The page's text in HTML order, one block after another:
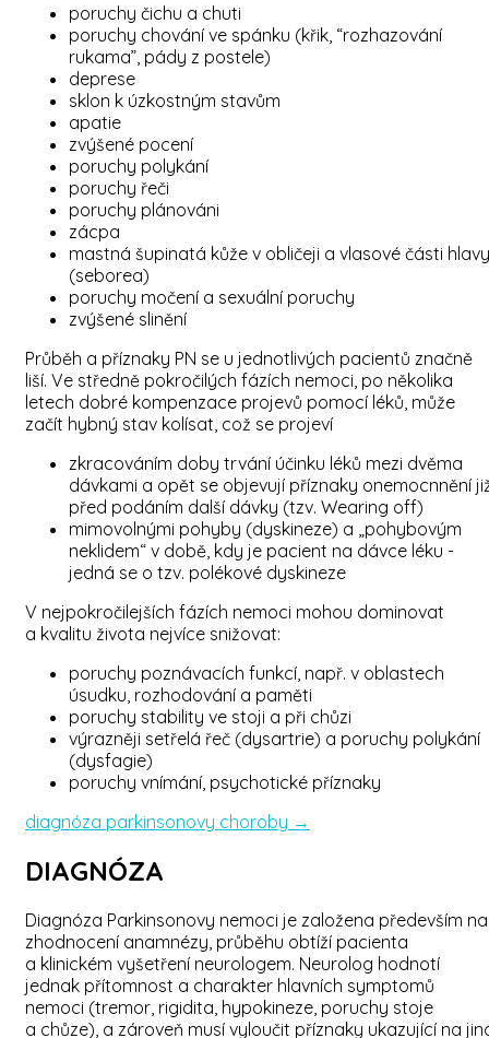
poruchy čichu a chuti
poruchy chování ve spánku (křik, “rozhazování
rukama”, pády z postele)
deprese
sklon k úzkostným stavům
apatie
zvýšené pocení
poruchy polykání
poruchy řeči
poruchy plánováni
zácpa
mastná šupinatá kůže v obličeji a vlasové části hlavy
(seborea)
poruchy močení a sexuální poruchy
zvýšené slinění
Průběh a příznaky PN se u jednotlivých pacientů značně
liší. Ve středně pokročilých fázích nemoci, po několika
letech dobré kompenzace projevů pomocí léků, může
začít hybný stav kolísat, což se projeví
zkracováním doby trvání účinku léků mezi dvěma
dávkami a opět se objevují příznaky onemocnnění
před podáním další dávky (tzv. Wearing off)
mimovolnými pohyby (dyskineze) a „pohybovým
neklidem“ v době, kdy je pacient na dávce léku -
jedná se o tzv. polékové dyskineze
V nejpokročilejších fázích nemoci mohou dominovat
a kvalitu života nejvíce snižovat:
poruchy poznávacích funkcí, např. v oblastech
úsudku, rozhodování a paměti
poruchy stability ve stoji a při chůzi
výrazněji setřelá řeč (dysartrie) a poruchy polykání
(dysfagie)
poruchy vnímání, psychotické příznaky
diagnóza parkinsonovy choroby →
DIAGNÓZA
Diagnóza Parkinsonovy nemoci je založena především na
zhodnocení anamnézy, průběhu obtíží pacienta
a klinickém vyšetření neurologem. Neurolog hodnotí
jednak přítomnost a charakter hlavních symptomů
nemoci (tremor, rigidita, hypokineze, poruchy stoje
a chůze), a zároveň musí vyloučit příznaky ukazující na